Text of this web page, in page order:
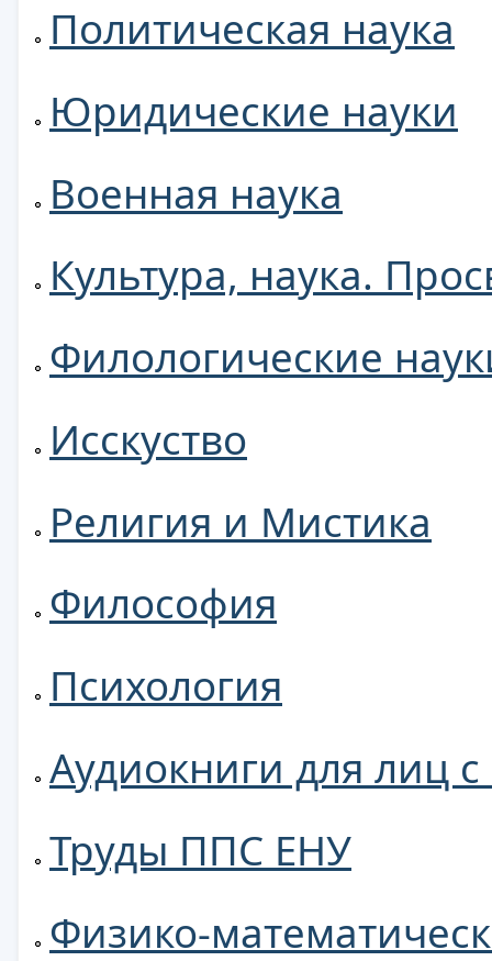
Политическая наука
Юридические науки
Военная наука
Культура, наука.
Филологические
Исскуство
Религия и Мистика
Философия
Психология
Аудиокниги для лиц
Труды ППС ЕНУ
Физико-